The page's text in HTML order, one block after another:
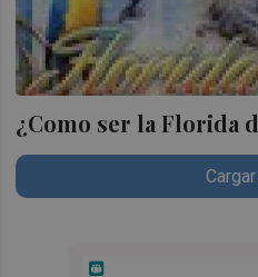
¿Como ser la Florida